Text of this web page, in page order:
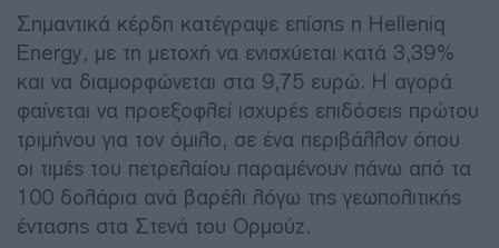
Σημαντικά κέρδη κατέγραψε επίσης η Helleniq
Energy, με τη μετοχή να ενισχύεται κατά 3,39%
και να διαμορφώνεται στα 9,75 ευρώ. Η αγορά
φαίνεται να προεξοφλεί ισχυρές επιδόσεις πρώτου
τριμήνου για τον όμιλο, σε ένα περιβάλλον όπου
οι τιμές του πετρελαίου παραμένουν πάνω από τα
100 δολάρια ανά βαρέλι λόγω της γεωπολιτικής
έντασης στα Στενά του Ορμούζ.